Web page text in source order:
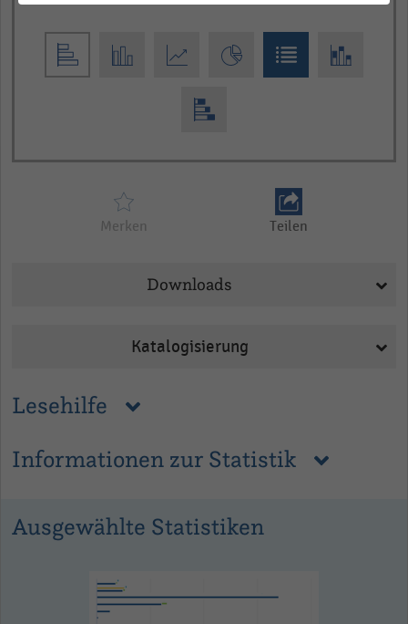
Lesehilfe
Informationen zur Statistik
Merken Teilen
Downloads
Katalogisierung
Ausgewählte Statistiken